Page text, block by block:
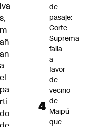
iva
s,
m
añ
an
a
el
pa
rti
do
de
pasaje:
Corte
Suprema
falla
a
favor
de
vecino
de
Maipú
que